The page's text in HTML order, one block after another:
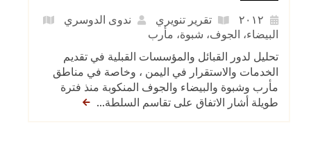
تقرير تنويري
ندوى الدوسري
البيضاء، الجوف، شبوة، مأرب
تحليل لدور القبائل والمؤسسات القبلية في تقديم
الخدمات والاستقرار في اليمن ، وخاصة في مناطق
مأرب وشبوة والبيضاء والجوف المنكوبة منذ فترة
طويلة أشار الاتفاق على تقاسم السلطة...